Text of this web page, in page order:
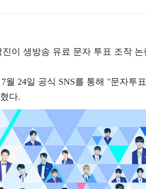
진이 생방송 유료 문자 투표 조작
월 24일 공식 SNS를 통해 "문자투
다.